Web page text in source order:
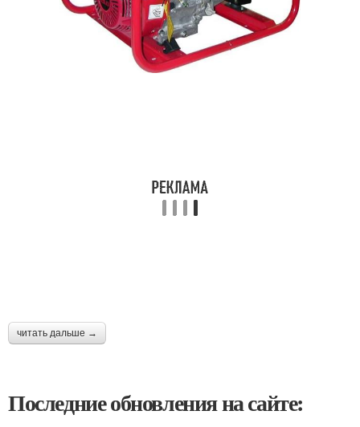
читать дальше →
Последние обновления на сайте: